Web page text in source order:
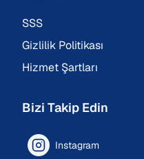
SSS
Gizlilik Politikası
Hizmet Şartları
Bizi Takip Edin
Instagram